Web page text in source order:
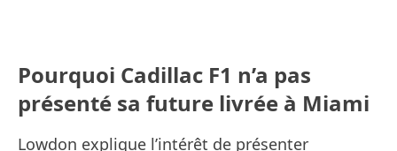
Pourquoi Cadillac F1 n’a pas
présenté sa future livrée à Miami
Lowdon explique l’intérêt de présenter